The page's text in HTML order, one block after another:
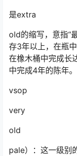
是extra
old的缩写，意指“
存3年以上，在瓶
在橡木桶中完成长
中完成4年的陈年。
vsop
very
old
pale）：这一级别